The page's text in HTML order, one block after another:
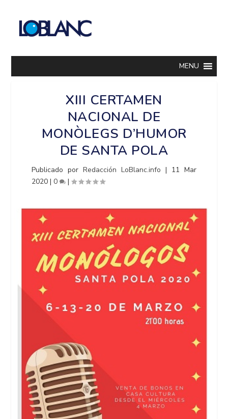
MENU
XIII CERTAMEN
NACIONAL DE
MONÒLEGS D’HUMOR
DE SANTA POLA
Publicado porRedacción LoBlanc.info | 11 Mar
2020 |0 |